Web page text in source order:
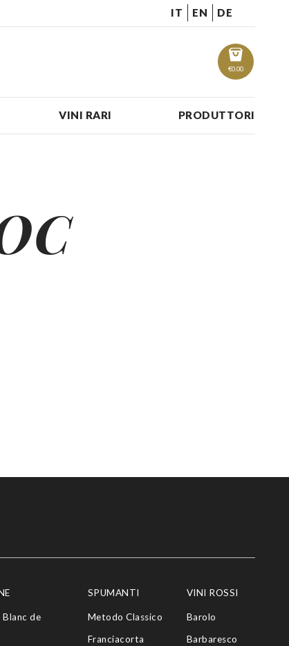
IT EN DE
€0.00
VINI RARI PRODUTTORI
Blanc de
SPUMANTI
Metodo Classico
Franciacorta
VINI ROSSI
Barolo
Barbaresco